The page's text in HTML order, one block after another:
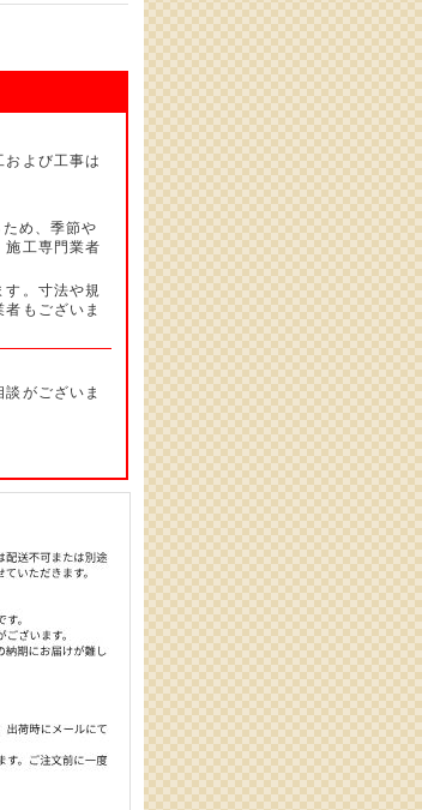
よび工事は
め、季節や
施工専門業者
。寸法や規
もございま
がございま